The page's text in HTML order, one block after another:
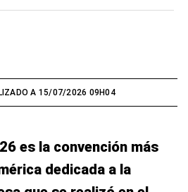
A 15/07/2026 09H04
es la convención más
dedicada a la